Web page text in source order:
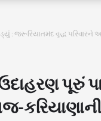
: જરૂરિયાતમંદ વૃદ્ધ પરિવારને
પૂરું